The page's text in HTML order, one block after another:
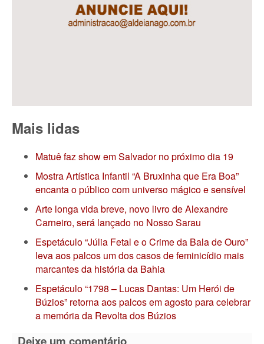
Mais lidas
Matuê faz show em Salvador no próximo dia 19
Mostra Artística Infantil “A Bruxinha que Era Boa”
encanta o público com universo mágico e sensível
Arte longa vida breve, novo livro de Alexandre
Carneiro, será lançado no Nosso Sarau
Espetáculo “Júlia Fetal e o Crime da Bala de Ouro”
leva aos palcos um dos casos de feminicídio mais
marcantes da história da Bahia
Espetáculo “1798 – Lucas Dantas: Um Herói de
Búzios” retorna aos palcos em agosto para celebrar
a memória da Revolta dos Búzios